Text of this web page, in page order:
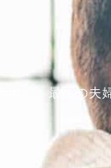
最高の夫